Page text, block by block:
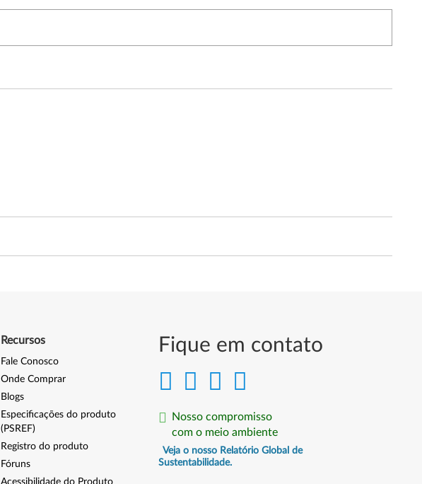
Fique em contato
Nosso compromisso
com o meio ambiente
Veja o nosso Relatório Global de
Sustentabilidade.
Recursos
Fale Conosco
Onde Comprar
Blogs
Especificações do produto
(PSREF)
Registro do produto
Fóruns
Acessibilidade do Produto